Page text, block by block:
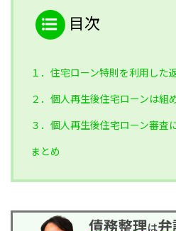
目次
１．住宅ローン特則を利用した
２．個人再生後住宅ローンは組
３．個人再生後住宅ローン審査
まとめ